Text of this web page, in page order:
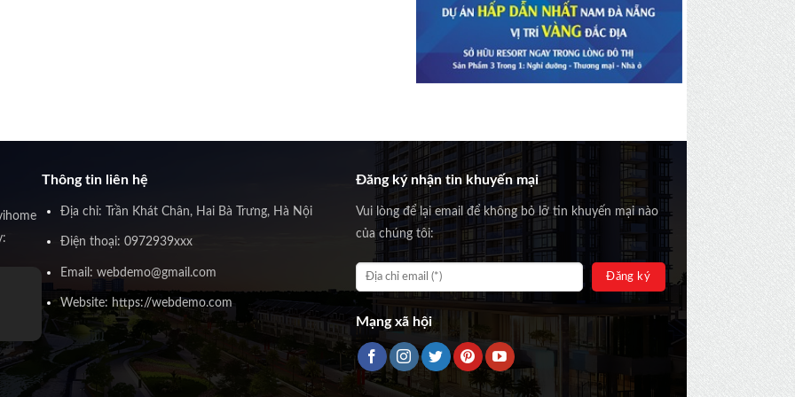
Thông tin liên hệ
Địa chỉ: Trần Khát Chân, Hai Bà Trưng, Hà Nội
Điện thoại: 0972939xxx
Email: webdemo@gmail.com
Website: https://webdemo.com
Đăng ký nhận tin khuyến mại
Vui lòng để lại email để không bỏ lỡ tin khuyến mại nào
của chúng tôi:
Mạng xã hội